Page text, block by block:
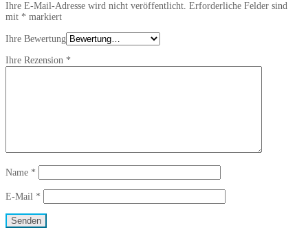
Ihre E-Mail-Adresse wird nicht veröffentlicht. Erforderliche Felder sind
mit * markiert
Ihre Bewertung
Ihre Rezension *
Name *
E-Mail *